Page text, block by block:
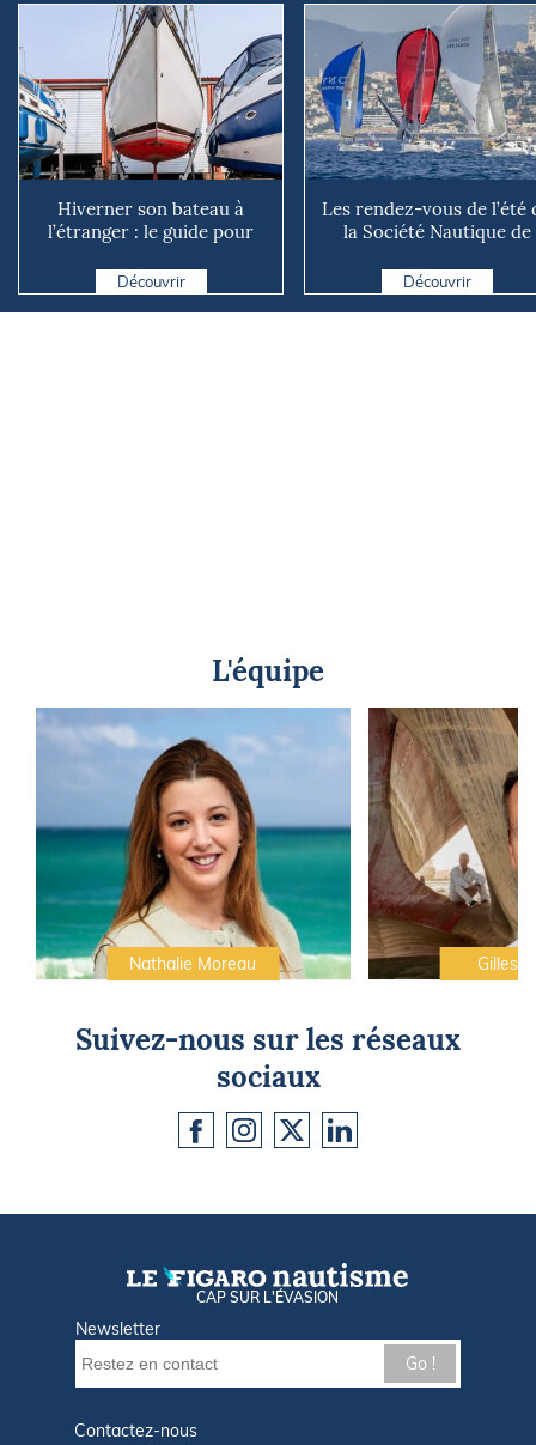
Hiverner son bateau à
l’étranger : le guide pour
Découvrir
Les rendez-vous de l’été
la Société Nautique de
Découvrir
L'équipe
Nathalie Moreau Gilles
Suivez-nous sur les réseaux
sociaux
CAP SUR L'ÉVASION
Newsletter
Go !
Contactez-nous